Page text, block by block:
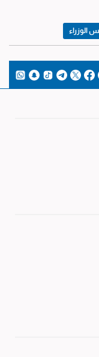
الوزراء